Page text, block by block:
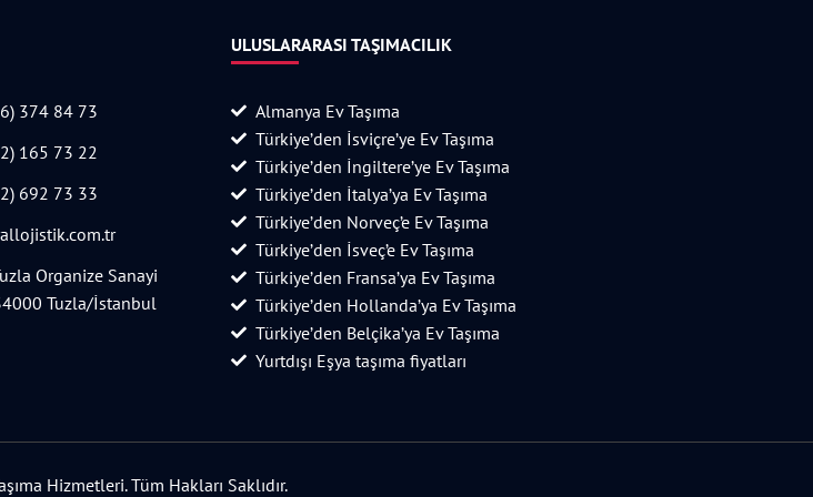
374 84 73
165 73 22
692 73 33
Organize Sanayi
Tuzla/İstanbul
ULUSLARARASI TAŞIMACILIK
Almanya Ev Taşıma
Türkiye’den İsviçre’ye Ev Taşıma
Türkiye’den İngiltere’ye Ev Taşıma
Türkiye’den İtalya’ya Ev Taşıma
Türkiye’den Norveç’e Ev Taşıma
Türkiye’den İsveç’e Ev Taşıma
Türkiye’den Fransa’ya Ev Taşıma
Türkiye’den Hollanda’ya Ev Taşıma
Türkiye’den Belçika’ya Ev Taşıma
Yurtdışı Eşya taşıma fiyatları
Hizmetleri. Tüm Hakları Saklıdır.